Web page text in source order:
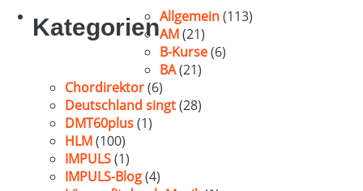
KategorienAllgemein(113)
AM(21)
B-Kurse(6)
BA(21)
Chordirektor(6)
Deutschland singt(28)
DMT60plus(1)
HLM(100)
IMPULS(1)
IMPULS-Blog(4)